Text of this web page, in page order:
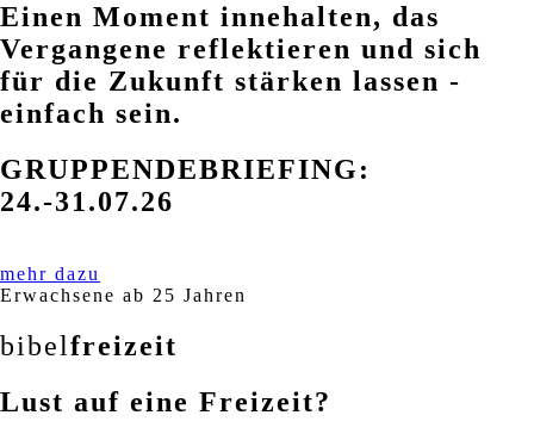
Einen Moment innehalten, das
Vergangene reflektieren und sich
für die Zukunft stärken lassen -
einfach sein.
GRUPPENDEBRIEFING:
24.-31.07.26
mehr dazu
Erwachsene ab 25 Jahren
bibel freizeit
Lust auf eine Freizeit?